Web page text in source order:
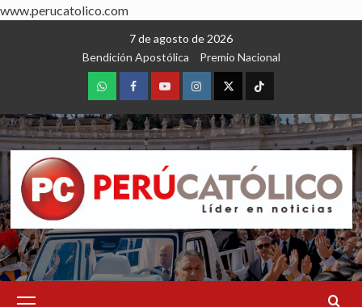
www.perucatolico.com
7 de agosto de 2026
Bendición Apostólica
Premio Nacional
WhatsAppFacebookYoutubeInstagram
X TikTok